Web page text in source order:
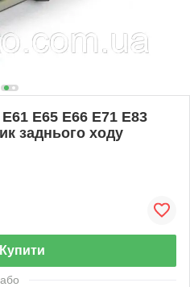
E65 E66 E71 E83
заднього ходу
Купити
або